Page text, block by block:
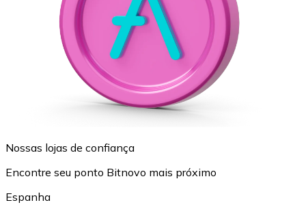
Nossas lojas de confiança
Encontre seu ponto Bitnovo mais próximo
Espanha